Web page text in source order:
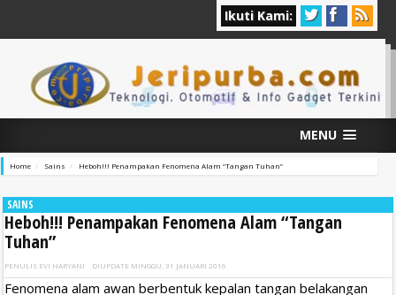
Ikuti Kami:
MENU
Home Sains Heboh!!! Penampakan Fenomena Alam “Tangan Tuhan”
SAINS
Heboh!!! Penampakan Fenomena Alam “Tangan
Tuhan”
PENULIS EVI HARYANI DIUPDATE MINGGU, 31 JANUARI 2016
Fenomena alam awan berbentuk kepalan tangan belakangan